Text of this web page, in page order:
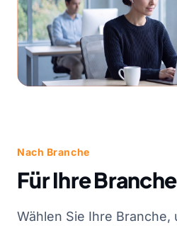
Nach Branche
Für Ihre
Wählen Sie Ihre Branche,